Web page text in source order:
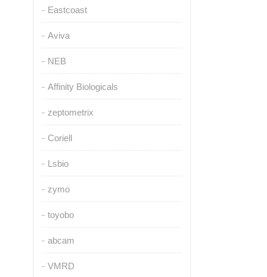
Eastcoast
Aviva
NEB
Affinity Biologicals
zeptometrix
Coriell
Lsbio
zymo
toyobo
abcam
VMRD